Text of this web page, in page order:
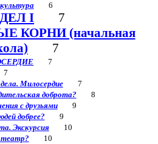
6
I 7
КОРНИ (начальная
7
7
Милосердие7
доброта? 8
с друзьями9
добрее? 9
Экскурсия10
театр? 10